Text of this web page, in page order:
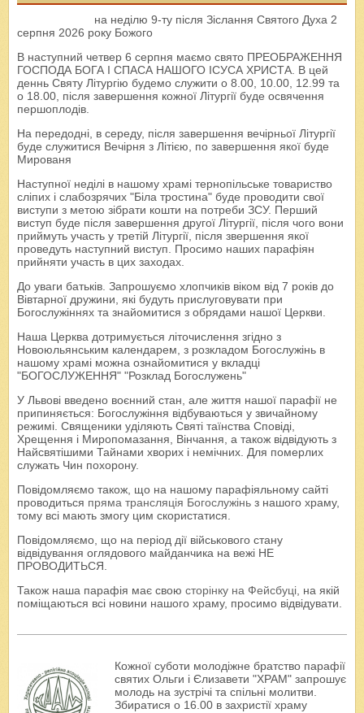
на неділю 9-ту після Зіслання Святого Духа 2
серпня 2026 року Божого
В наступний четвер 6 серпня маємо свято ПРЕОБРАЖЕННЯ
ГОСПОДА БОГА І СПАСА НАШОГО ІСУСА ХРИСТА. В цей
деннь Святу Літургію будемо служити о 8.00, 10.00, 12.99 та
о 18.00, після завершення кожної Літургії буде освячення
першоплодів.
На передодні, в середу, після завершення вечірньої Літургії
буде служитися Вечірня з Літією, по завершення якої буде
Мированя
Наступної неділі в нашому храмі тернопільське товариство
сліпих і слабозрячих "Біла тростина" буде проводити свої
виступи з метою зібрати кошти на потреби ЗСУ. Перший
виступ буде після завершення другої Літургії, після чого вони
приймуть участь у третій Літургії, після звершення якої
проведуть наступний виступ. Просимо наших парафіян
прийняти участь в цих заходах.
До уваги батьків. Запрошуємо хлопчиків віком від 7 років до
Вівтарної дружини, які будуть прислуговувати при
Богослужіннях та знайомитися з обрядами нашої Церкви.
Наша Церква дотримується літочислення згідно з
Новоюльянським календарем, з розкладом Богослужінь в
нашому храмі можна ознайомитися у вкладці
"БОГОСЛУЖЕННЯ" "Розклад Богослужень"
У Львові введено воєнний стан, але життя нашої парафії не
припиняється: Богослужіння відбуваються у звичайному
режимі. Священики уділяють Святі таїнства Сповіді,
Хрещення і Миропомазання, Вінчання, а також відвідують з
Найсвятішими Тайнами хворих і немічних. Для померлих
служать Чин похорону.
Повідомляємо також, що на нашому парафіяльному сайті
проводиться пряма трансляція Богослужінь з нашого храму,
тому всі мають змогу цим скористатися.
Повідомляємо, що на період дії військового стану
відвідування оглядового майданчика на вежі НЕ
ПРОВОДИТЬСЯ.
Також наша парафія має свою сторінку на Фейсбуці, на якій
поміщаються всі новини нашого храму, просимо відвідувати.
Кожної суботи молодіжне братство парафії
святих Ольги і Єлизавети "ХРАМ" запрошує
молодь на зустрічі та спільні молитви.
Збиратися о 16.00 в захристії храму